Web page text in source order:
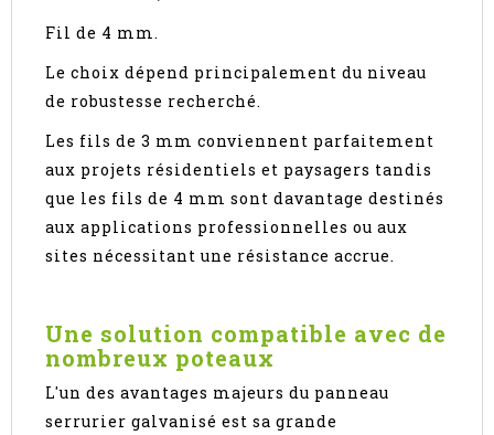
Fil de 4 mm.
Le choix dépend principalement du niveau
de robustesse recherché.
Les fils de 3 mm conviennent parfaitement
aux projets résidentiels et paysagers tandis
que les fils de 4 mm sont davantage destinés
aux applications professionnelles ou aux
sites nécessitant une résistance accrue.
Une solution compatible avec de
nombreux poteaux
L'un des avantages majeurs du panneau
serrurier galvanisé est sa grande